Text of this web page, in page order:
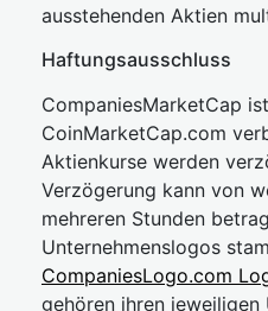
ausstehenden Aktien
Haftungsausschluss
CompaniesMarketCap
CoinMarketCap.com
Aktienkurse werden
Verzögerung kann von
mehreren Stunden
Unternehmenslogos
CompaniesLogo.com
gehören ihren jeweiligen